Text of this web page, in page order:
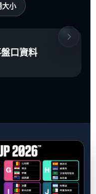
大小
口資料